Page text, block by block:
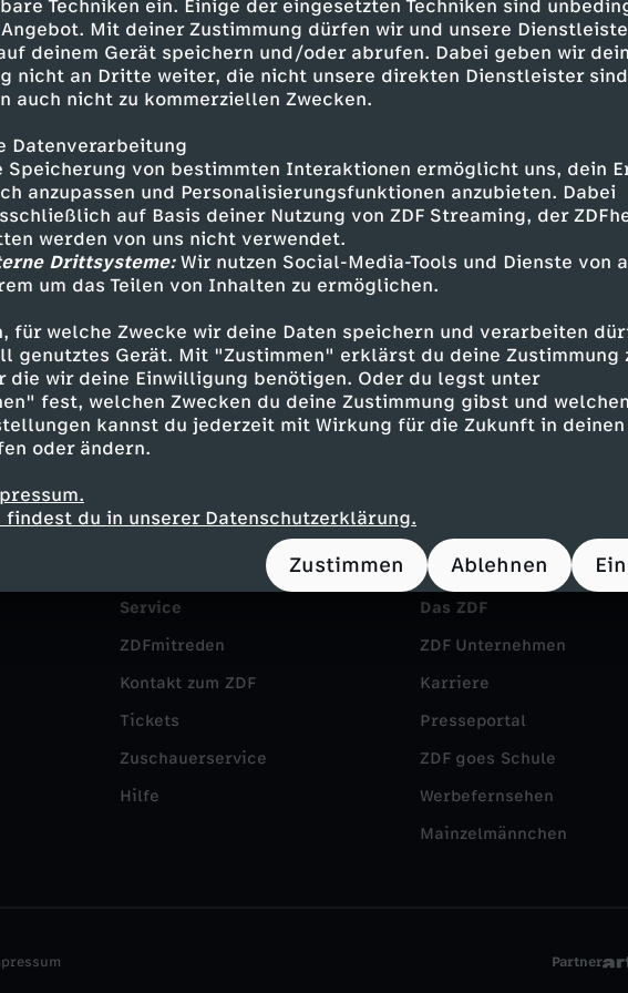
Techniken ein. Einige der eingesetzten Techniken sind
Mit deiner Zustimmung dürfen wir und unsere
deinem Gerät speichern und/oder abrufen. Dabei geben wir
nicht an Dritte weiter, die nicht unsere direkten Dienstleister
auch nicht zu kommerziellen Zwecken.
Datenverarbeitung
Speicherung von bestimmten Interaktionen ermöglicht uns, dein
anzupassen und Personalisierungsfunktionen anzubieten. Dabei
auf Basis deiner Nutzung von ZDF Streaming, der
werden von uns nicht verwendet.
Drittsysteme:Wir nutzen Social-Media-Tools und Dienste von
um das Teilen von Inhalten zu ermöglichen.
für welche Zwecke wir deine Daten speichern und verarbeiten
genutztes Gerät. Mit "Zustimmen" erklärst du deine Zustimmung
die wir deine Einwilligung benötigen. Oder du legst unter
fest, welchen Zwecken du deine Zustimmung gibst und
kannst du jederzeit mit Wirkung für die Zukunft in deinen
oder ändern.
du in unserer Datenschutzerklärung.
Zustimmen Ablehnen
von Santo Domingo für eine
entdecken
einzigartig Fernweh Karibik
Service
ZDFmitreden
Kontakt zum ZDF
Tickets
Zuschauerservice
Hilfe
Das ZDF
ZDF Unternehmen
Karriere
Presseportal
ZDF goes Schule
Werbefernsehen
Mainzelmännchen
Partner